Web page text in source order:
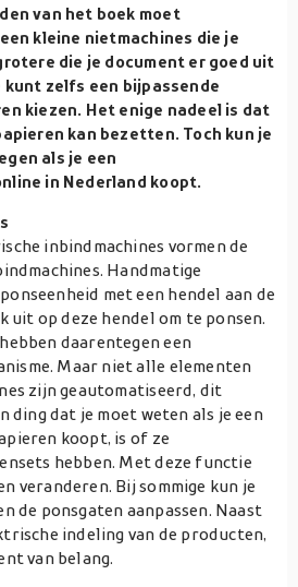
van het boek moet
kleine nietmachines die je
die je document er goed uit
kunt zelfs een bijpassende
kiezen. Het enige nadeel is dat
kan bezetten. Toch kun je
als je een
in Nederland koopt.
inbindmachines vormen de
Handmatige
met een hendel aan de
uit op deze hendel om te ponsen.
daarentegen een
Maar niet alle elementen
zijn geautomatiseerd, dit
ding dat je moet weten als je een
koopt, is of ze
hebben. Met deze functie
veranderen. Bij sommige kun je
de ponsgaten aanpassen. Naast
indeling van de producten,
van belang.